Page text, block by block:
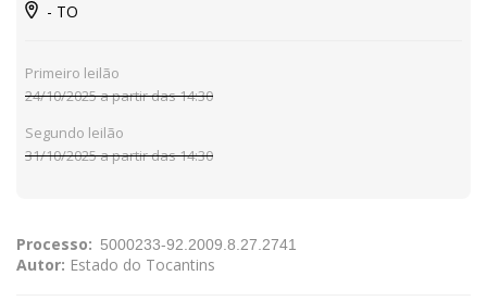
Processo:
Autor: Estado do Tocantins
- TO
Primeiro leilão
24/10/2025 a partir das 14:30
Segundo leilão
31/10/2025 a partir das 14:30